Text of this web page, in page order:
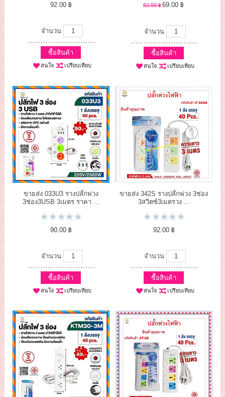
92.00 ฿
จำนวน
ซื้อสินค้า
สนใจ เปรียบเทียบ
82.00 ฿69.00 ฿
จำนวน
ซื้อสินค้า
สนใจ เปรียบเทียบ
ขายส่ง 033U3 รางปลั๊กพ่วง
3ช่อง3USB 3เมตร ราคา ...
90.00 ฿
จำนวน
ซื้อสินค้า
สนใจ เปรียบเทียบ
ขายส่ง 342S รางปลั๊กพ่วง 3ช่อง
3สวิตซ์3เมตรวง ...
92.00 ฿
จำนวน
ซื้อสินค้า
สนใจ เปรียบเทียบ